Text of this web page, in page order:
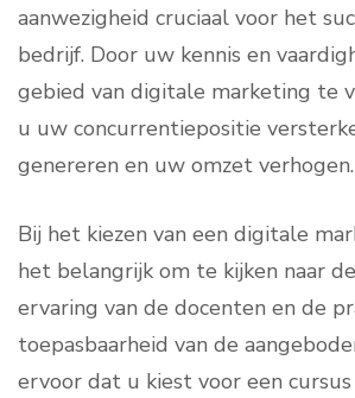
aanwezigheid cruciaal voor het
bedrijf. Door uw kennis en
gebied van digitale marketing te
u uw concurrentiepositie
genereren en uw omzet verhogen.
Bij het kiezen van een digitale
het belangrijk om te kijken naar
ervaring van de docenten en de
toepasbaarheid van de
ervoor dat u kiest voor een